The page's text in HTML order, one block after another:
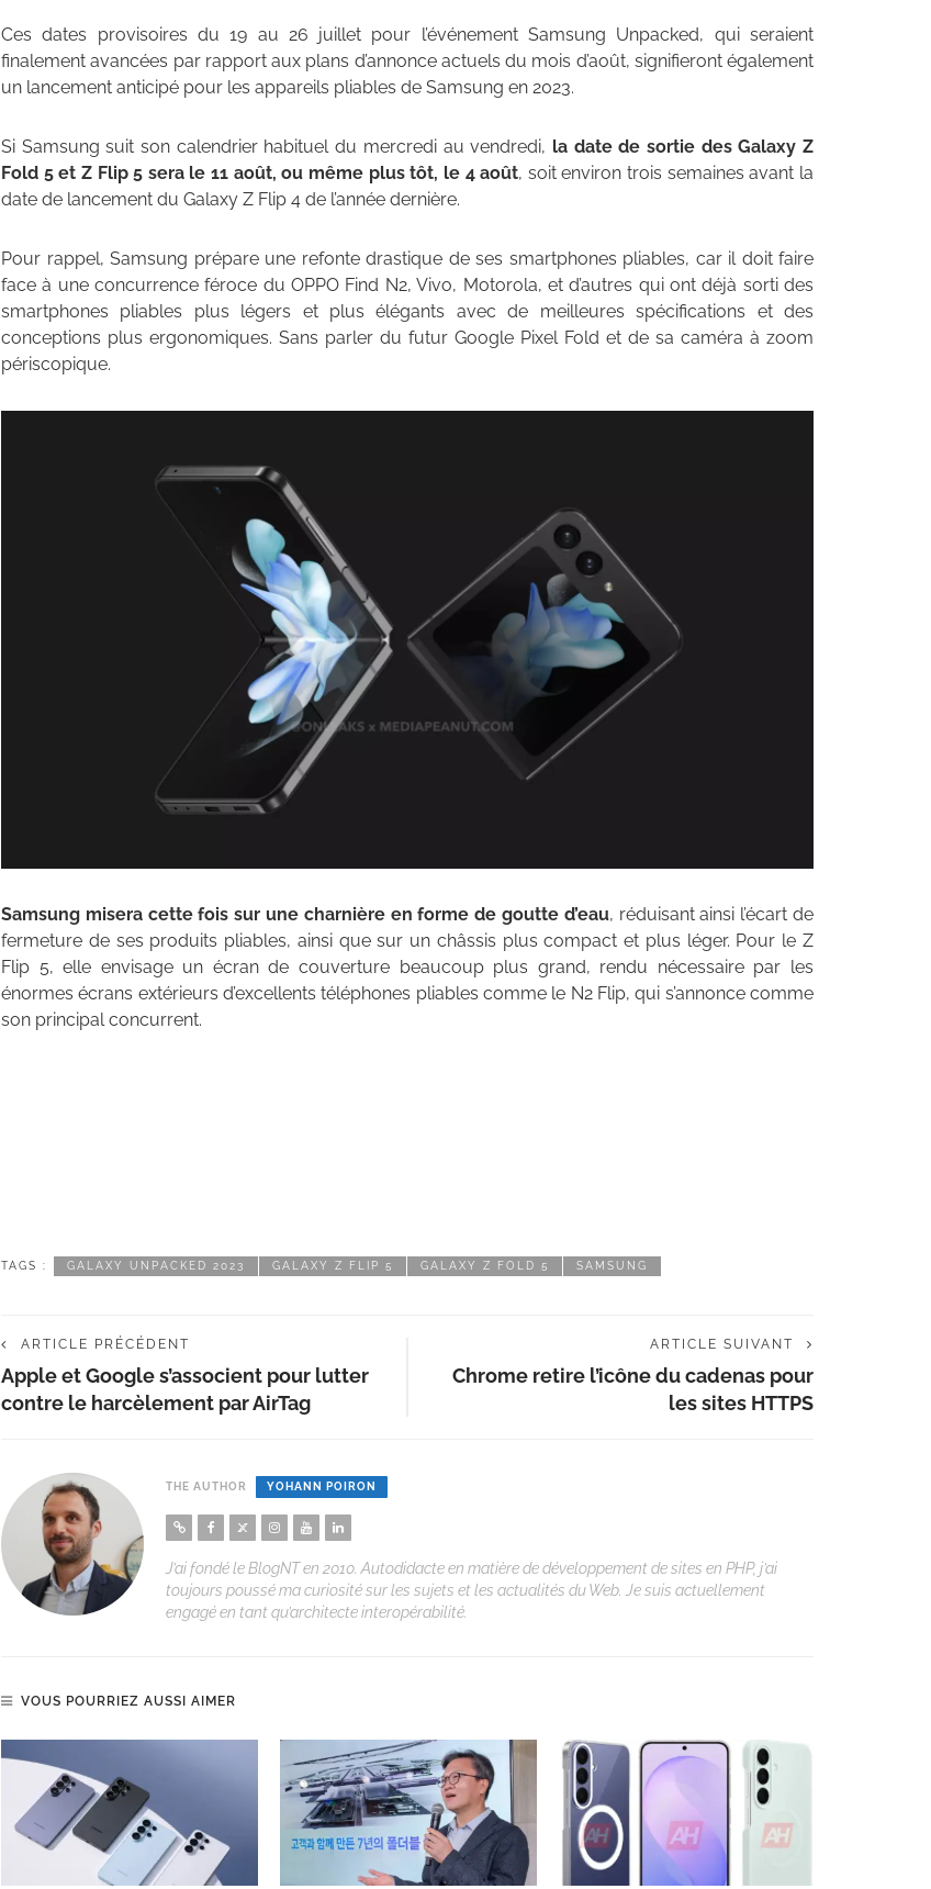
Ces dates provisoires du 19 au 26 juillet pour l’événement Samsung Unpacked, qui seraient
finalement avancées par rapport aux plans d’annonce actuels du mois d’août, signifieront également
un lancement anticipé pour les appareils pliables de Samsung en 2023.
Si Samsung suit son calendrier habituel du mercredi au vendredi, la date de sortie des Galaxy Z
Fold 5 et Z Flip 5 sera le 11 août, ou même plus tôt, le 4 août, soit environ trois semaines avant la
date de lancement du Galaxy Z Flip 4 de l’année dernière.
Pour rappel, Samsung prépare une refonte drastique de ses smartphones pliables, car il doit faire
face à une concurrence féroce du OPPO Find N2, Vivo, Motorola, et d’autres qui ont déjà sorti des
smartphones pliables plus légers et plus élégants avec de meilleures spécifications et des
conceptions plus ergonomiques. Sans parler du futur Google Pixel Fold et de sa caméra à zoom
périscopique.
Samsung misera cette fois sur une charnière en forme de goutte d’eau, réduisant ainsi l’écart de
fermeture de ses produits pliables, ainsi que sur un châssis plus compact et plus léger. Pour le Z
Flip 5, elle envisage un écran de couverture beaucoup plus grand, rendu nécessaire par les
énormes écrans extérieurs d’excellents téléphones pliables comme le N2 Flip, qui s’annonce comme
son principal concurrent.
TAGS : GALAXY UNPACKED 2023 GALAXY Z FLIP 5 GALAXY Z FOLD 5 SAMSUNG
ARTICLE PRÉCÉDENT
Apple et Google s’associent pour lutter
contre le harcèlement par AirTag
ARTICLE SUIVANT
Chrome retire l’icône du cadenas pour
les sites HTTPS
THE AUTHOR YOHANN POIRON
J’ai fondé le BlogNT en 2010. Autodidacte en matière de développement de sites en PHP, j’ai
toujours poussé ma curiosité sur les sujets et les actualités du Web. Je suis actuellement
engagé en tant qu’architecte interopérabilité.
VOUS POURRIEZ AUSSI AIMER